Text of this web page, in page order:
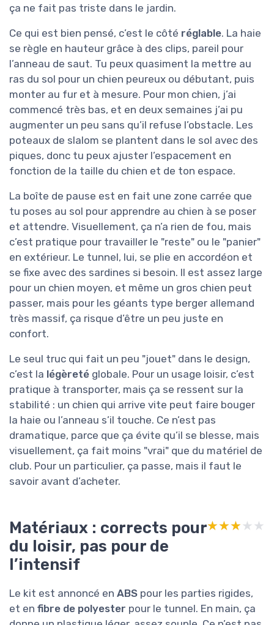
ça ne fait pas triste dans le jardin.
Ce qui est bien pensé, c’est le côté réglable. La haie
se règle en hauteur grâce à des clips, pareil pour
l’anneau de saut. Tu peux quasiment la mettre au
ras du sol pour un chien peureux ou débutant, puis
monter au fur et à mesure. Pour mon chien, j’ai
commencé très bas, et en deux semaines j’ai pu
augmenter un peu sans qu’il refuse l’obstacle. Les
poteaux de slalom se plantent dans le sol avec des
piques, donc tu peux ajuster l’espacement en
fonction de la taille du chien et de ton espace.
La boîte de pause est en fait une zone carrée que
tu poses au sol pour apprendre au chien à se poser
et attendre. Visuellement, ça n’a rien de fou, mais
c’est pratique pour travailler le "reste" ou le "panier"
en extérieur. Le tunnel, lui, se plie en accordéon et
se fixe avec des sardines si besoin. Il est assez large
pour un chien moyen, et même un gros chien peut
passer, mais pour les géants type berger allemand
très massif, ça risque d’être un peu juste en
confort.
Le seul truc qui fait un peu "jouet" dans le design,
c’est la légèreté globale. Pour un usage loisir, c’est
pratique à transporter, mais ça se ressent sur la
stabilité : un chien qui arrive vite peut faire bouger
la haie ou l’anneau s’il touche. Ce n’est pas
dramatique, parce que ça évite qu’il se blesse, mais
visuellement, ça fait moins "vrai" que du matériel de
club. Pour un particulier, ça passe, mais il faut le
savoir avant d’acheter.
Matériaux : corrects pour
du loisir, pas pour de
l’intensif
★★★★★
★★★★★
Le kit est annoncé en ABS pour les parties rigides,
et en fibre de polyester pour le tunnel. En main, ça